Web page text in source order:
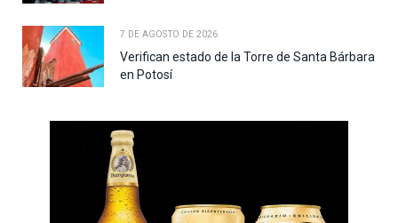
7 DE AGOSTO DE 2026
Verifican estado de la Torre de Santa Bárbara
en Potosí